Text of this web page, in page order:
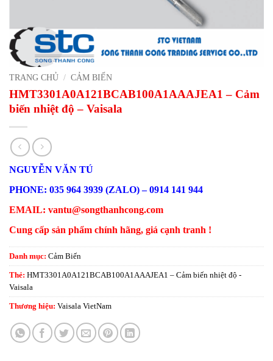
TRANG CHỦ / CẢM BIẾN
HMT3301A0A121BCAB100A1AAAJEA1 – Cảm
biến nhiệt độ – Vaisala
NGUYỄN VĂN TÚ
PHONE: 035 964 3939 (ZALO) – 0914 141 944
EMAIL: vantu@songthanhcong.com
Cung cấp sản phẩm chính hãng, giá cạnh tranh !
Danh mục: Cảm Biến
Thẻ: HMT3301A0A121BCAB100A1AAAJEA1 – Cảm biến nhiệt độ -
Vaisala
Thương hiệu: Vaisala VietNam